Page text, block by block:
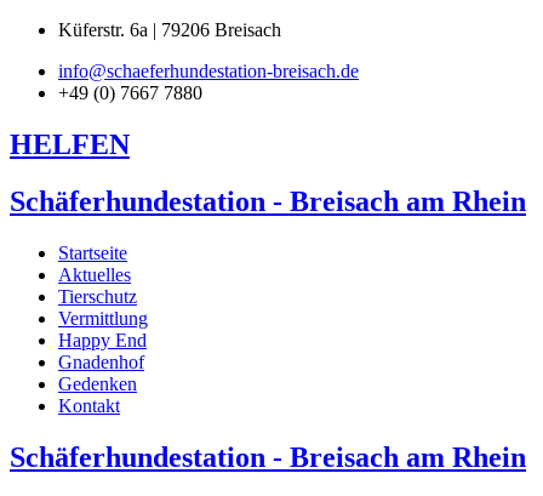
Küferstr. 6a | 79206 Breisach
info@schaeferhundestation-breisach.de
+49 (0) 7667 7880
HELFEN
Schäferhundestation - Breisach am Rhein
Startseite
Aktuelles
Tierschutz
Vermittlung
Happy End
Gnadenhof
Gedenken
Kontakt
Schäferhundestation - Breisach am Rhein